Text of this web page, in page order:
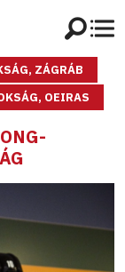
ZÁGRÁB
OEIRAS